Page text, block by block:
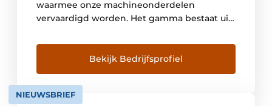
waarmee onze machineonderdelen
vervaardigd worden. Het gamma bestaat uit
kabelrupsen en kabels; motion plastics
genaamd. In België bedienen we meer dan
3000 klanten die actief zijn in grote
verscheidenheid van industrieën. Met de
online tools die terug te vinden zijn op […]
Bekijk Bedrijfsprofiel
NIEUWSBRIEF